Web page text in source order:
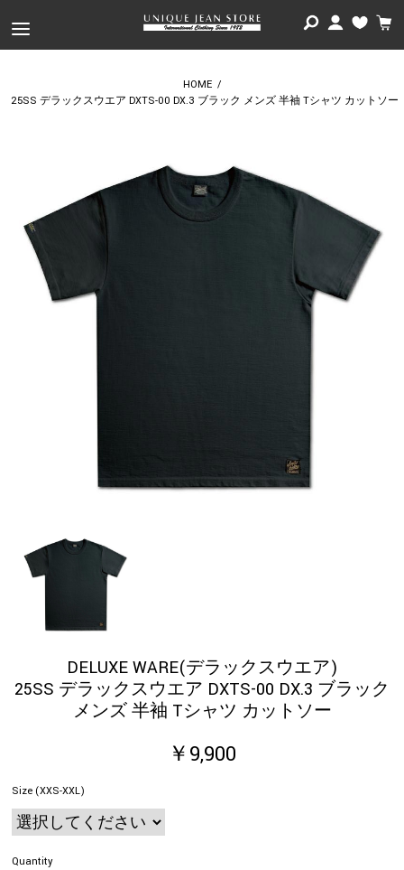
HOME /
25SS デラックスウエア DXTS-00 DX.3 ブラック メンズ 半袖 Tシャツ カットソー
DELUXE WARE(デラックスウエア)
25SS デラックスウエア DXTS-00 DX.3 ブラック
メンズ 半袖 Tシャツ カットソー
￥9,900
Size (XXS-XXL)
Quantity